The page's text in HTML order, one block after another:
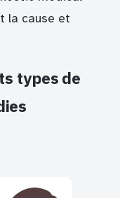
la cause et
types de